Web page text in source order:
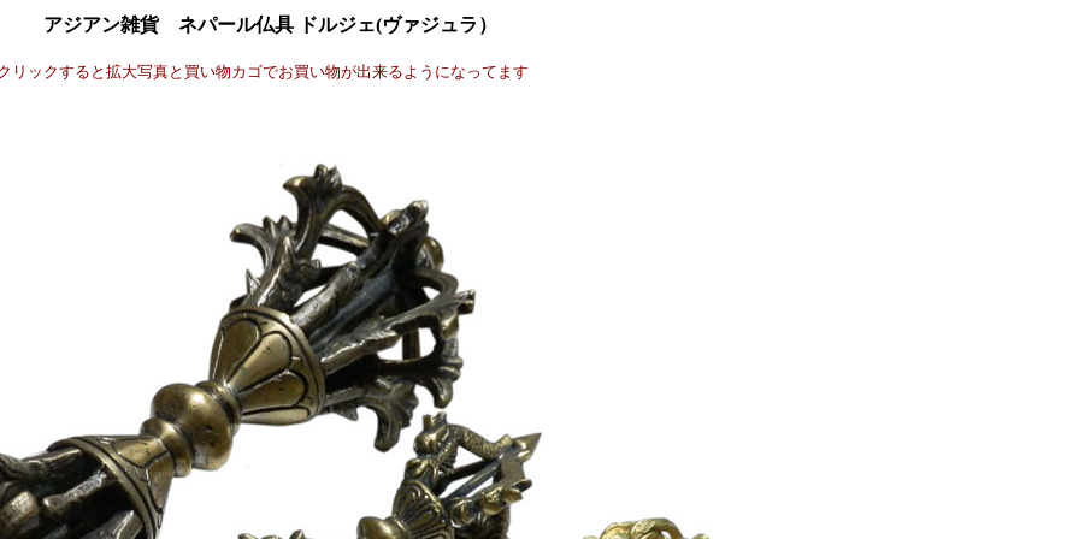
アジアン雑貨 ネパール仏具 ドルジェ(ヴァジュラ）
リックすると拡大写真と買い物カゴでお買い物が出来るようになってます